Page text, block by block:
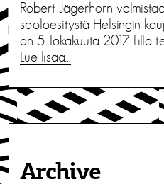
Robert Jägerhorn
sooloesitystä Helsingin
on 5. lokakuuta 2017 Lilla
Lue lisää…
Archive